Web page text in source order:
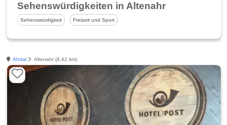
Sehenswürdigkeiten in Altenahr
Sehenswürdigkeit Freizeit und Sport
Ahrtal Altenahr (4.42 km)